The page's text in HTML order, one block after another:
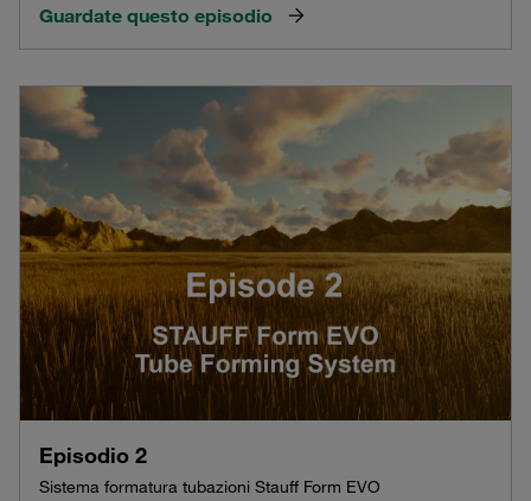
Guardate questo episodio
Episodio 2
Sistema formatura tubazioni Stauff Form EVO